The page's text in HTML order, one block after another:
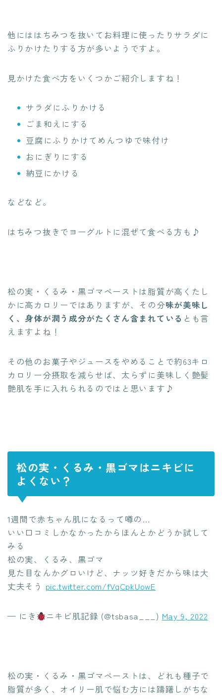
他にははちみつを抜いてお料理に使ったりサラダに
ふりかけたりする方が多いようですよ。
見かけた食べ方をいくつかご紹介しますね！
サラダにふりかける
ごま和えにする
豆腐にふりかけてめんつゆで味付け
おにぎりにする
納豆にかける
などなど。
はちみつ抜きでヨーグルトに混ぜて食べる方も♪
松の実・くるみ・黒ゴマペーストは脂質が高くたし
かに高カロリーではありますが、その分味が美味し
く、身体が潤う成分がたくさん含まれている とも言
えますよね！
その他のお菓子やジュースをやめることで約63キロ
カロリー分摂取を減らせば、太らずに美味しく艶髪
艶肌を手に入れられるのではと思います♪
松の実・くるみ・黒ゴマはニキビに
よくない？
1週間で赤ちゃん肌になるって噂の…
いい口コミしかなかったからほんとかどうか試して
みる
松の実、くるみ、黒ゴマ
見た目なんかグロいけど、ナッツ好きだから味は大
丈夫そう pic.twitter.com/fVqCpkUowE
— にき ニキビ肌記録 (@tsbasa___) May 9, 2022
松の実・くるみ・黒ゴマペーストは、どれも種子で
脂質が多く、オイリー肌で悩む方には躊躇しがちな